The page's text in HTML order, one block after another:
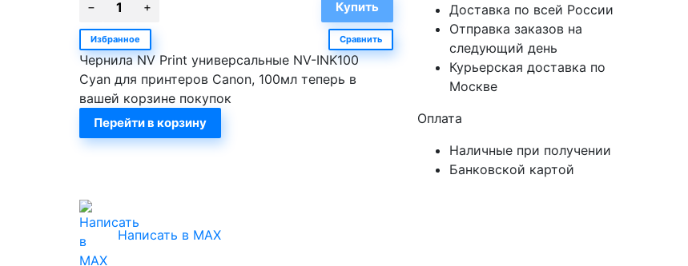
Избранное Сравнить
Чернила NV Print универсальные NV-INK100
Cyan для принтеров Canon, 100мл теперь в
вашей корзине покупок
Перейти в корзину
Доставка по всей России
Отправка заказов на
следующий день
Курьерская доставка по
Москве
Оплата
Наличные при получении
Банковской картой
Написать в MAX